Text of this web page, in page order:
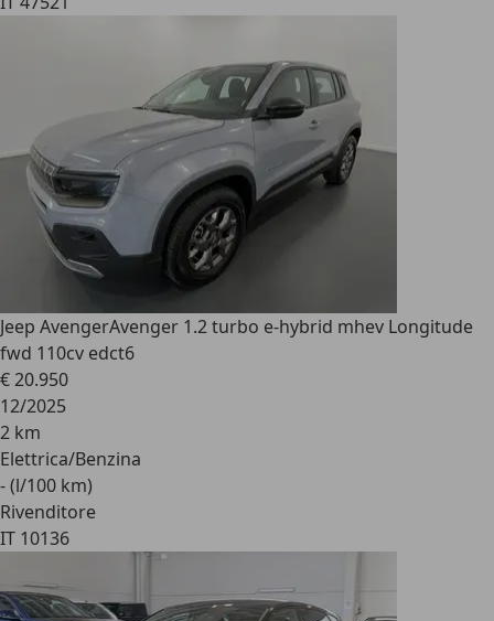
Jeep AvengerAvenger 1.2 turbo e-hybrid mhev Longitude
fwd 110cv edct6
€ 20.950
12/2025
2 km
Elettrica/Benzina
- (l/100 km)
Rivenditore
IT 10136